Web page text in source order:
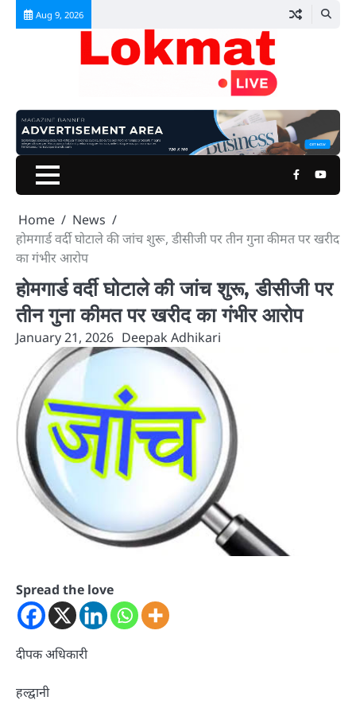
Skip
Aug 9, 2026
Facebook
Home
News
होमगार्ड वर्दी घोटाले की जांच शुरू, डीसीजी पर तीन गुना कीमत पर खरीद
का गंभीर आरोप
होमगार्ड वर्दी घोटाले की जांच शुरू, डीसीजी पर
तीन गुना कीमत पर खरीद का गंभीर आरोप
January 21, 2026 Deepak Adhikari
Spread the love
दीपक अधिकारी
हल्द्वानी